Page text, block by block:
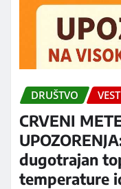
DRUŠTVO
CRVENI
dugotrajan
temperature